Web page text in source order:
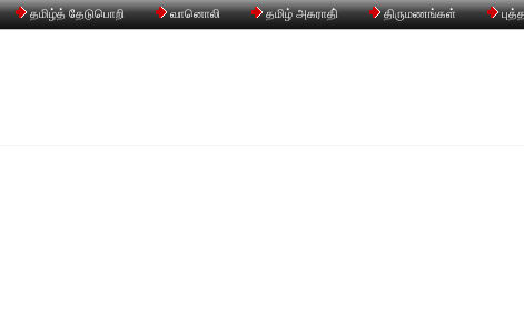
தமிழ்த் தேடுபொறி வானொலி தமிழ் அகராதி் திருமணங்கள்